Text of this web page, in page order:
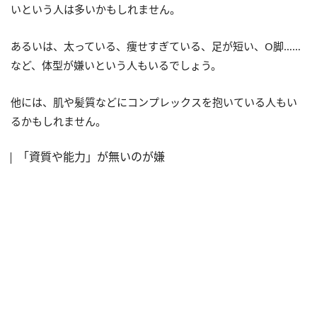
いという人は多いかもしれません。
あるいは、太っている、痩せすぎている、足が短い、O脚……
など、体型が嫌いという人もいるでしょう。
他には、肌や髪質などにコンプレックスを抱いている人もい
るかもしれません。
「資質や能力」が無いのが嫌